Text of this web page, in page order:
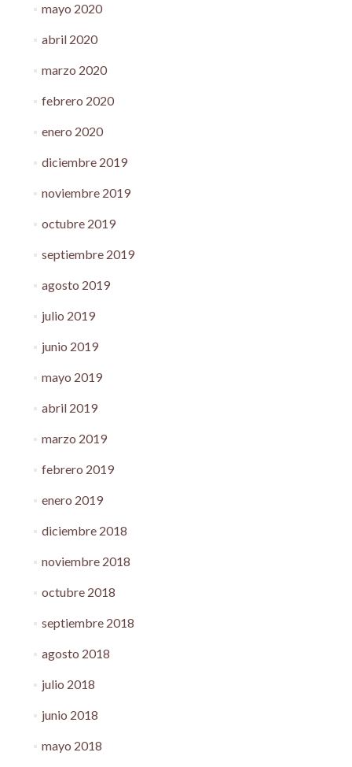
mayo 2020
abril 2020
marzo 2020
febrero 2020
enero 2020
diciembre 2019
noviembre 2019
octubre 2019
septiembre 2019
agosto 2019
julio 2019
junio 2019
mayo 2019
abril 2019
marzo 2019
febrero 2019
enero 2019
diciembre 2018
noviembre 2018
octubre 2018
septiembre 2018
agosto 2018
julio 2018
junio 2018
mayo 2018